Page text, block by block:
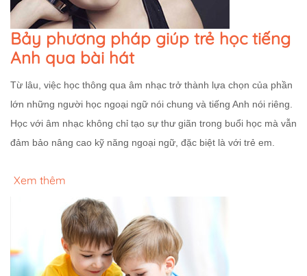
Bảy phương pháp giúp trẻ học tiếng
Anh qua bài hát
Từ lâu, việc học thông qua âm nhạc trở thành lựa chọn của phần
lớn những người học ngoại ngữ nói chung và tiếng Anh nói riêng.
Học với âm nhạc không chỉ tạo sự thư giãn trong buổi học mà vẫn
đảm bảo nâng cao kỹ năng ngoại ngữ, đặc biệt là với trẻ em.
Xem thêm